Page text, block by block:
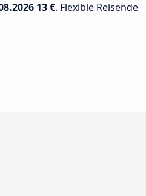
13 €. Flexible Reisende